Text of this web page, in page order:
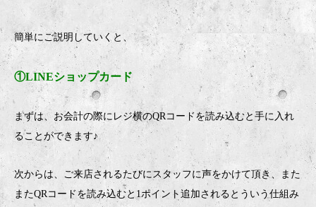
簡単にご説明していくと、
①LINEショップカード
まずは、お会計の際にレジ横のQRコードを読み込むと手に入れ
ることができます♪
次からは、ご来店されるたびにスタッフに声をかけて頂き、また
またQRコードを読み込むと1ポイント追加されるとういう仕組み